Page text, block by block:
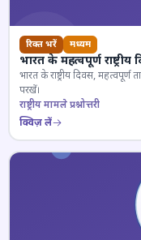
रिक्त भरें मध्यम
भारत के महत्वपूर्ण
भारत के राष्ट्रीय दिवस,
परखें।
राष्ट्रीय मामले प्रश्नोत्तरी
क्विज़ लें